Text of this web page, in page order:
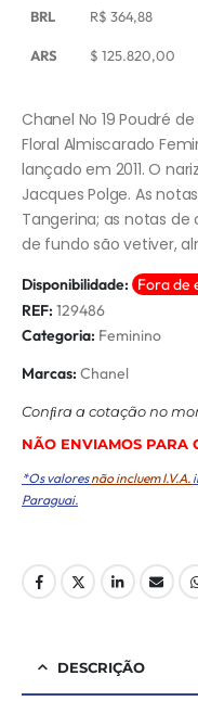
BRL R$ 364,88
ARS $ 125.820,00
Chanel No 19 Poudré
Floral Almiscarado
lançado em 2011. O
Jacques Polge. As
Tangerina; as notas
de fundo são vetiver,
Disponibilidade: Fora de
REF: 129486
Categoria: Feminino
Marcas: Chanel
Conﬁra a cotação no
NÃO ENVIAMOS PARA
*Os valoresnão incluem I.V.A.
Paraguai.
DESCRIÇÃO